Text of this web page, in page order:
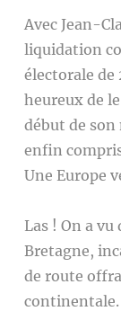
Avec Jean-
liquidation
électorale de
heureux de
début de son
enfin
Une Europe
Las ! On a
Bretagne,
de route
continentale.